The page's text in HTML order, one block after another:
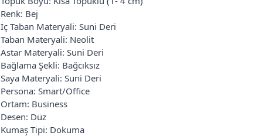
Renk: Bej
İç Taban Materyali: Suni Deri
Taban Materyali: Neolit
Astar Materyali: Suni Deri
Bağlama Şekli: Bağcıksız
Saya Materyali: Suni Deri
Persona: Smart/Office
Ortam: Business
Desen: Düz
Kumaş Tipi: Dokuma